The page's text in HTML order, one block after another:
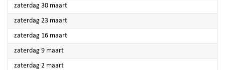
zaterdag 30 maart2024
zaterdag 23 maart2024
zaterdag 16 maart2024
zaterdag 9 maart2024
zaterdag 2 maart2024